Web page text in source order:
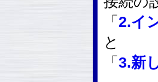
「 2.イ
と
「 3.新